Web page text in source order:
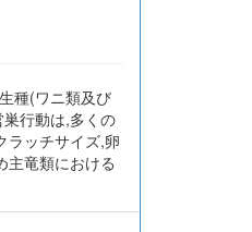
種(ワニ類及び
行動は,多くの
ラッチサイズ,卵
主竜類における